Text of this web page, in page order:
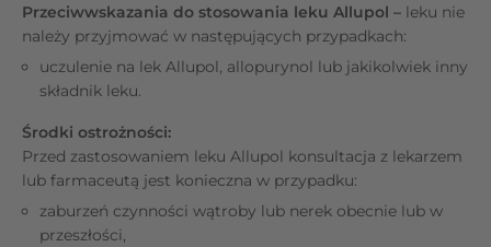
Przeciwwskazania do stosowania leku Allupol – leku nie
należy przyjmować w następujących przypadkach:
uczulenie na lek Allupol, allopurynol lub jakikolwiek inny
składnik leku.
Środki ostrożności:
Przed zastosowaniem leku Allupol konsultacja z lekarzem
lub farmaceutą jest konieczna w przypadku:
zaburzeń czynności wątroby lub nerek obecnie lub w
przeszłości,